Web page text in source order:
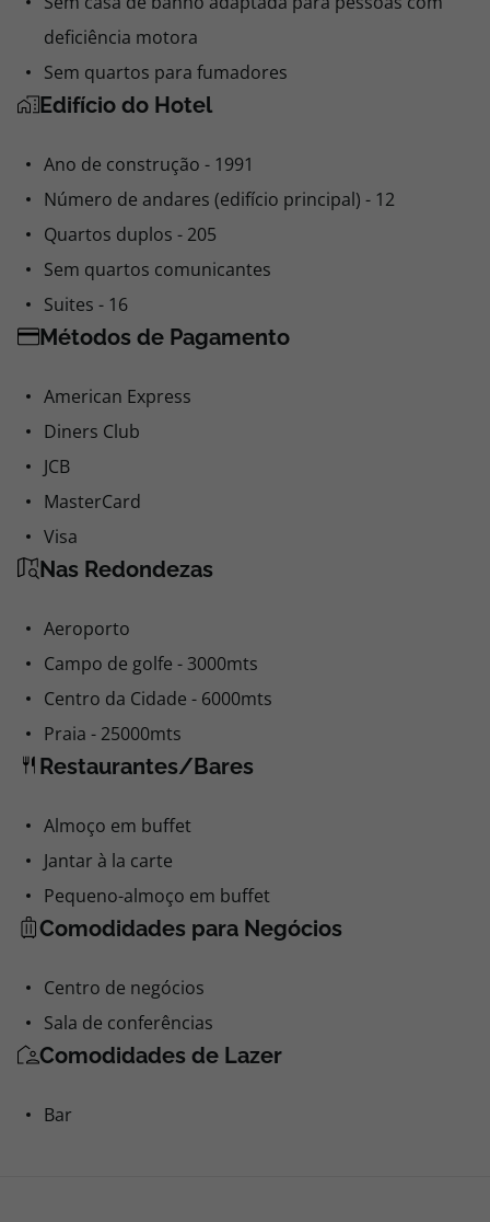
deficiência motora
Sem quartos para fumadores
Edifício do Hotel
Ano de construção - 1991
Número de andares (edifício principal) - 12
Quartos duplos - 205
Sem quartos comunicantes
Suites - 16
Métodos de Pagamento
American Express
Diners Club
JCB
MasterCard
Visa
Nas Redondezas
Aeroporto
Campo de golfe - 3000mts
Centro da Cidade - 6000mts
Praia - 25000mts
Restaurantes/Bares
Almoço em buffet
Jantar à la carte
Pequeno-almoço em buffet
Comodidades para Negócios
Centro de negócios
Sala de conferências
Comodidades de Lazer
Bar